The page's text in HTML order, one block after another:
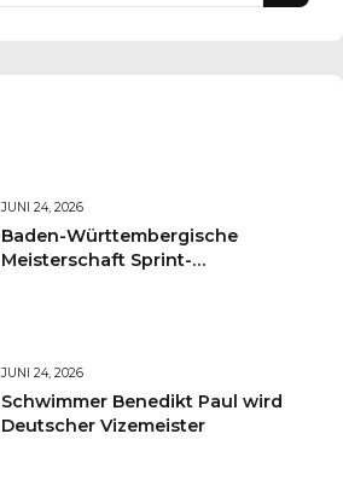
JUNI 24, 2026
Baden-Württembergische
Meisterschaft Sprint-
JUNI 24, 2026
Schwimmer Benedikt Paul wird
Deutscher Vizemeister